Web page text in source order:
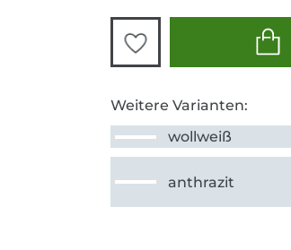
Weitere Varianten:
wollweiß
anthrazit